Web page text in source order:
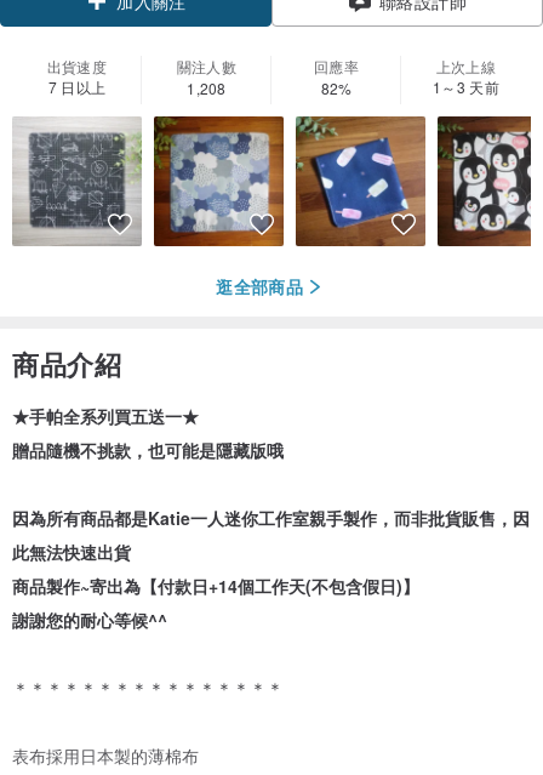
出貨速度
7 日以上
關注人數
1,208
回應率
82%
上次上線
1～3 天前
逛全部商品
商品介紹
★手帕全系列買五送一★
贈品隨機不挑款，也可能是隱藏版哦
因為所有商品都是Katie一人迷你工作室親手製作，而非批貨販售，因
此無法快速出貨
商品製作~寄出為【付款日+14個工作天(不包含假日)】
謝謝您的耐心等候^^
＊＊＊＊＊＊＊＊＊＊＊＊＊＊＊＊
表布採用日本製的薄棉布